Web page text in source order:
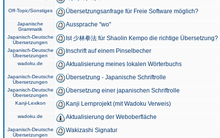
Off-Topic/Sonstiges Übersetzungsanfrage für Freie Software möglich?
Japanische
Grammatik
Aussprache "wo"
Japanisch-Deutsche
Übersetzungen
Ist 少林拳法 für Shaolin Kempo die richtige Übersetzung?
Japanisch-Deutsche
Übersetzungen
Inschrift auf einem Pinselbecher
wadoku.de Aktualisierung meines lokalen Wörterbuchs
Japanisch-Deutsche
Übersetzungen
Übersetzung - Japanische Schriftrolle
Japanisch-Deutsche
Übersetzungen
Übersetzung einer japanischen Schriftrolle
Kanji-Lexikon Kanji Lernprojekt (mit Wadoku Verweis)
wadoku.de Aktualisierung der Weboberfläche
Japanisch-Deutsche
Übersetzungen
Wakizashi Signatur